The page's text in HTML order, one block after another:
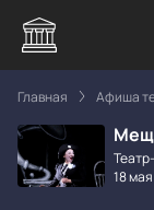
Главная Афиша
18